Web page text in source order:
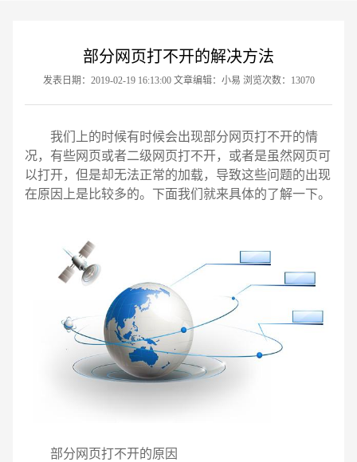
部分网页打不开的解决方法
发表日期：2019-02-19 16:13:00 文章编辑：小易 浏览次数：13070
我们上的时候有时候会出现部分网页打不开的情
况，有些网页或者二级网页打不开，或者是虽然网页可
以打开，但是却无法正常的加载，导致这些问题的出现
在原因上是比较多的。下面我们就来具体的了解一下。
部分网页打不开的原因